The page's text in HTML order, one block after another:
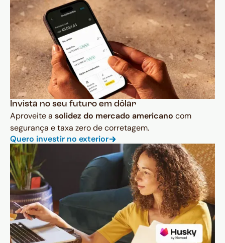
Invista no seu futuro em dólar
Aproveite a solidez do mercado americano com
segurança e taxa zero de corretagem.
Quero investir no exterior